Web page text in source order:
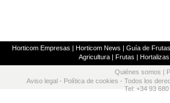
Horticom Empresas | Horticom News | Guía de
Agricultura| Frutas | Hortalizas
Quiénes somos
Aviso legal - Política de cookies - Todos los
Tel: +34 93